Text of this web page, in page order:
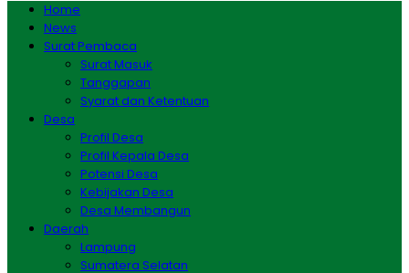
Home
News
Surat Pembaca
Surat Masuk
Tanggapan
Syarat dan Ketentuan
Desa
Profil Desa
Profil Kepala Desa
Potensi Desa
Kebijakan Desa
Desa Membangun
Daerah
Lampung
Sumatera Selatan